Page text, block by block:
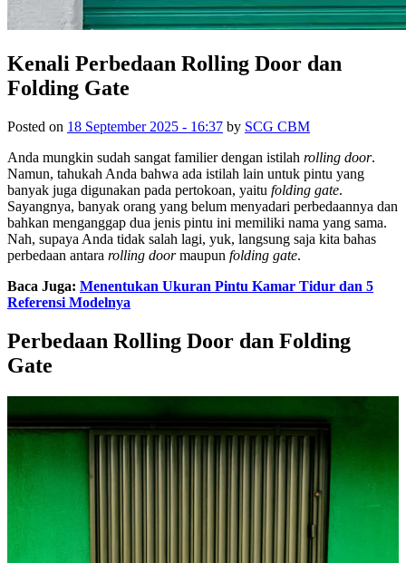
Kenali Perbedaan Rolling Door dan
Folding Gate
Posted on 18 September 2025 - 16:37 by SCG CBM
Anda mungkin sudah sangat familier dengan istilah rolling door.
Namun, tahukah Anda bahwa ada istilah lain untuk pintu yang
banyak juga digunakan pada pertokoan, yaitu folding gate.
Sayangnya, banyak orang yang belum menyadari perbedaannya dan
bahkan menganggap dua jenis pintu ini memiliki nama yang sama.
Nah, supaya Anda tidak salah lagi, yuk, langsung saja kita bahas
perbedaan antara rolling doormaupun folding gate.
Baca Juga: Menentukan Ukuran Pintu Kamar Tidur dan 5
Referensi Modelnya
Perbedaan Rolling Door dan Folding
Gate